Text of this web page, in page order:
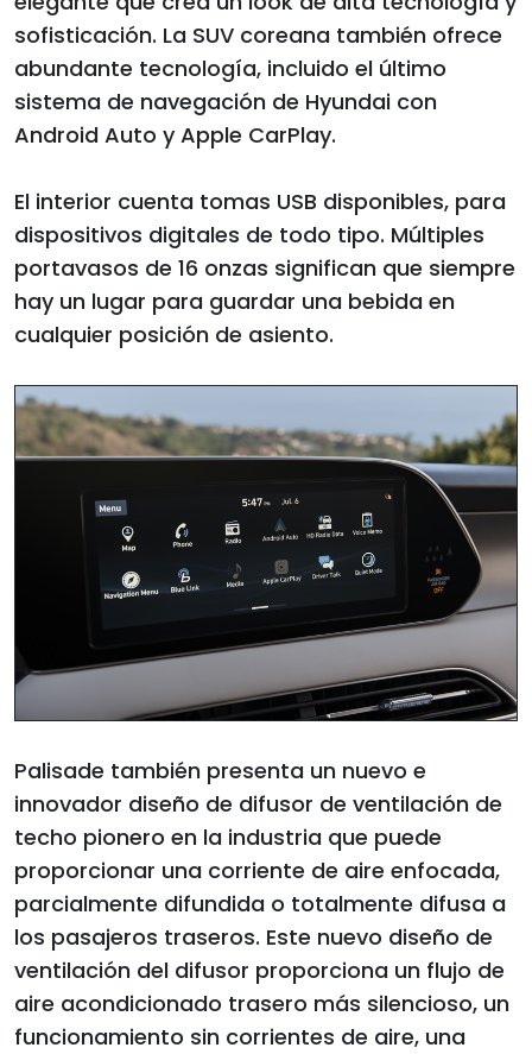
sofisticación. La SUV coreana también ofrece
abundante tecnología, incluido el último
sistema de navegación de Hyundai con
Android Auto y Apple CarPlay.
El interior cuenta tomas USB disponibles, para
dispositivos digitales de todo tipo. Múltiples
portavasos de 16 onzas significan que siempre
hay un lugar para guardar una bebida en
cualquier posición de asiento.
Palisade también presenta un nuevo e
innovador diseño de difusor de ventilación de
techo pionero en la industria que puede
proporcionar una corriente de aire enfocada,
parcialmente difundida o totalmente difusa a
los pasajeros traseros. Este nuevo diseño de
ventilación del difusor proporciona un flujo de
aire acondicionado trasero más silencioso, un
funcionamiento sin corrientes de aire, una